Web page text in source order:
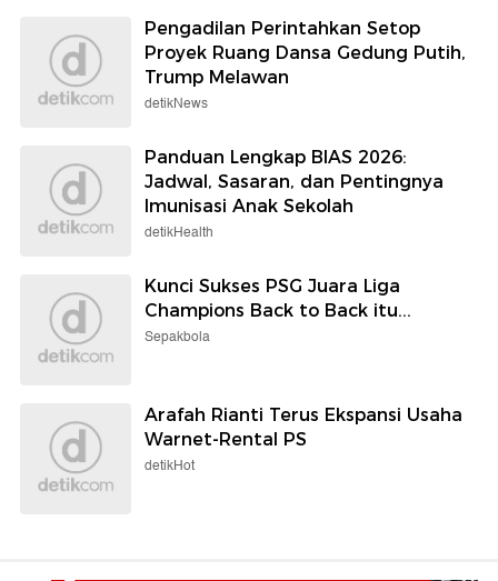
Pengadilan Perintahkan Setop
Proyek Ruang Dansa Gedung Putih,
Trump Melawan
detikNews
Panduan Lengkap BIAS 2026:
Jadwal, Sasaran, dan Pentingnya
Imunisasi Anak Sekolah
detikHealth
Kunci Sukses PSG Juara Liga
Champions Back to Back itu...
Sepakbola
Arafah Rianti Terus Ekspansi Usaha
Warnet-Rental PS
detikHot